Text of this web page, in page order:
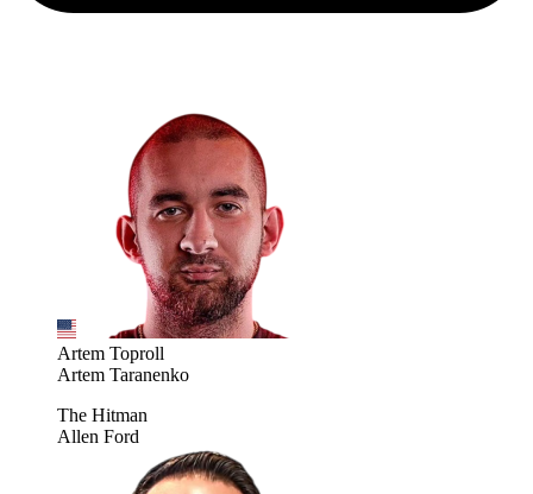
Artem Toproll
Artem Taranenko
The Hitman
Allen Ford